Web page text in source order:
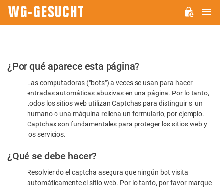
Por
favor,
confirme
humano
¿Por qué aparece esta página?
Las computadoras ("bots") a veces se usan para hacer
entradas automáticas abusivas en una página. Por lo tanto,
todos los sitios web utilizan Captchas para distinguir si un
humano o una máquina rellena un formulario, por ejemplo.
Captchas son fundamentales para proteger los sitios web y
los servicios.
¿Qué se debe hacer?
Resolviendo el captcha asegura que ningún bot visita
automáticamente el sitio web. Por lo tanto, por favor marque